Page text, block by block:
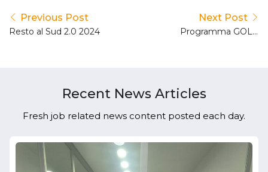
Previous Post
Resto al Sud 2.0 2024
Next Post
Programma GOL –
Recent News Articles
Fresh job related news content posted each day.